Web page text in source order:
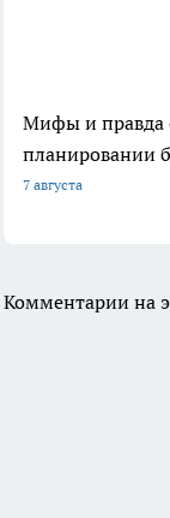
Мифы и правда
планировании
7 августа
Комментарии на